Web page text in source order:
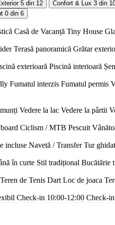
5 din 12 Confort & Lux 3 din
0 din 6
Casã de Vacanță Tiny House
Terasă panoramică Grătar
exterioară Piscină interioară
Fumatul interzis Fumatul permis
Vedere la lac Vedere la pârtii
Ciclism / MTB Pescuit
incluse Navetă / Transfer Tur
în curte Stil tradițional Bucătărie
Teren de Tenis Dart Loc de joaca
Check-in 10:00-12:00 Check-